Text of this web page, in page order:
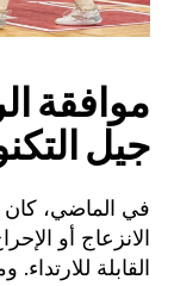
موافقة
جيل
في الماضي،
الانزعاج أو
القابلة